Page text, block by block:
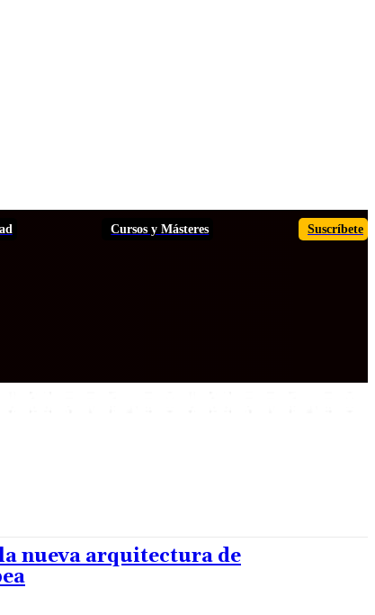
Suscríbete
Cursos y Másteres
nueva arquitectura de